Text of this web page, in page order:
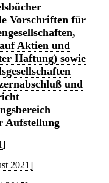
Vorschriften für
Aktien und
Haftung) sowie
und
Aufstellung
2021]